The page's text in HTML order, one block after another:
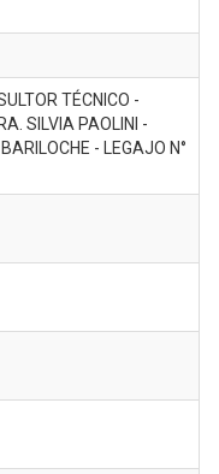
TÉCNICO -
SILVIA PAOLINI -
- LEGAJO N°